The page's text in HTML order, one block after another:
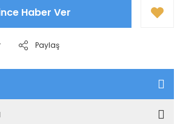
Haber Ver
Paylaş